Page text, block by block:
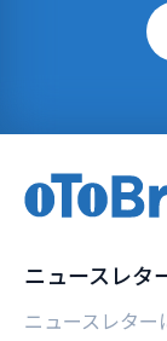
ニュースレタ
ニュースレター